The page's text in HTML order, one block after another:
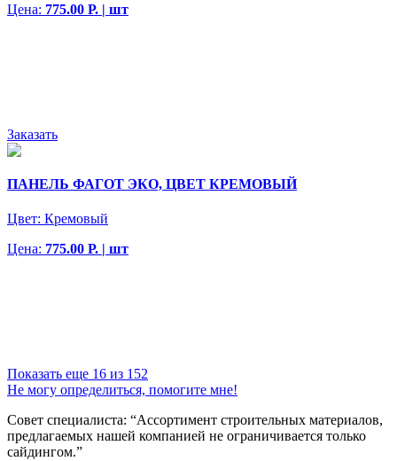
Цена: 775.00 Р. | шт
Заказать
ПАНЕЛЬ ФАГОТ ЭКО, ЦВЕТ КРЕМОВЫЙ
Цвет: Кремовый
Цена: 775.00 Р. | шт
Показать еще 16 из 152
Не могу определиться, помогите мне!
Совет специалиста: “Ассортимент строительных материалов,
предлагаемых нашей компанией не ограничивается только
сайдингом.”